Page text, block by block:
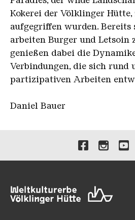
Kokerei der Völklinger Hütte,
aufgegriffen wurden. Bereits
arbeiten Burger und Letsoin
genießen dabei die
Verbindungen, die sich rund
partizipativen Arbeiten
Daniel Bauer